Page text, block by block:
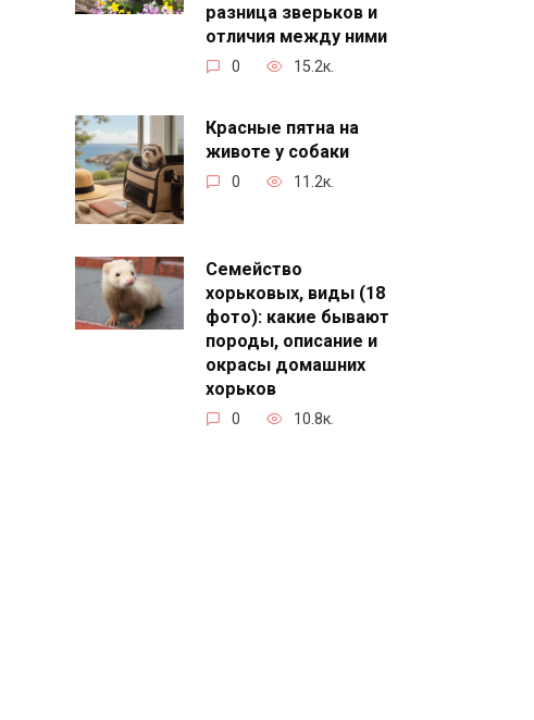
разница зверьков и
отличия между ними
0 15.2к.
Красные пятна на
животе у собаки
0 11.2к.
Семейство
хорьковых, виды (18
фото): какие бывают
породы, описание и
окрасы домашних
хорьков
0 10.8к.